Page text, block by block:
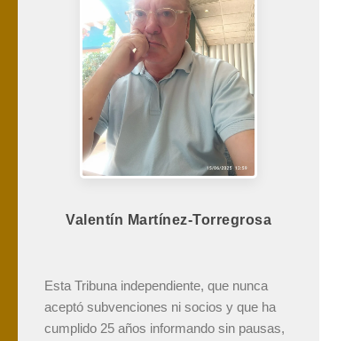
Valentín Martínez-Torregrosa
Esta Tribuna independiente, que nunca
aceptó subvenciones ni socios y que ha
cumplido 25 años informando sin pausas,